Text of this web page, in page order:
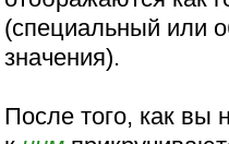
(специальный или
значения).
После того, как вы